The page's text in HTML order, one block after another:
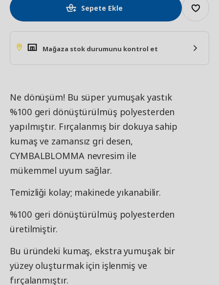
Sepete Ekle
Mağaza stok durumunu kontrol et
Ne dönüşüm! Bu süper yumuşak yastık
%100 geri dönüştürülmüş polyesterden
yapılmıştır. Fırçalanmış bir dokuya sahip
kumaş ve zamansız gri desen,
CYMBALBLOMMA nevresim ile
mükemmel uyum sağlar.
Temizliği kolay; makinede yıkanabilir.
%100 geri dönüştürülmüş polyesterden
üretilmiştir.
Bu üründeki kumaş, ekstra yumuşak bir
yüzey oluşturmak için işlenmiş ve
fırçalanmıştır.